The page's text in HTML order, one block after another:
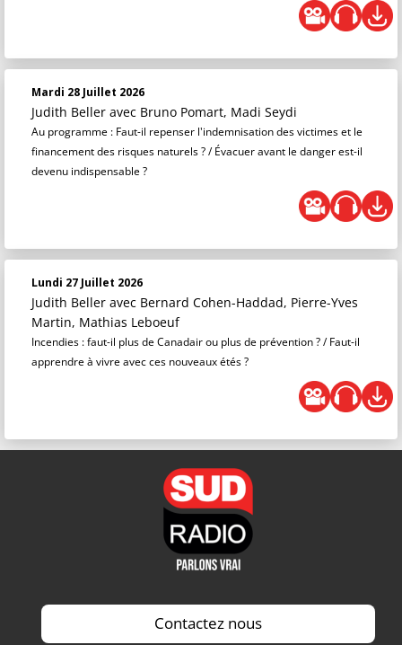
Mardi 28 Juillet 2026
Judith Beller avec Bruno Pomart, Madi Seydi
Au programme : Faut-il repenser l'indemnisation des victimes et le
financement des risques naturels ? / Évacuer avant le danger est-il
devenu indispensable ?
Lundi 27 Juillet 2026
Judith Beller avec Bernard Cohen-Haddad, Pierre-Yves
Martin, Mathias Leboeuf
Incendies : faut-il plus de Canadair ou plus de prévention ? / Faut-il
apprendre à vivre avec ces nouveaux étés ?
Contactez nous